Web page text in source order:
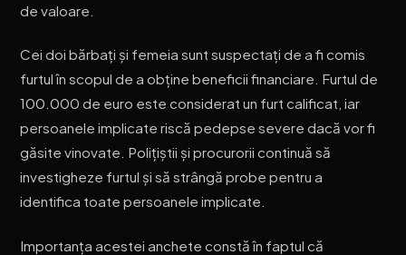
de valoare.
Cei doi bărbați și femeia sunt suspectați de a fi comis
furtul în scopul de a obține beneficii financiare. Furtul de
100.000 de euro este considerat un furt calificat, iar
persoanele implicate riscă pedepse severe dacă vor fi
găsite vinovate. Polițiștii și procurorii continuă să
investigheze furtul și să strângă probe pentru a
identifica toate persoanele implicate.
Importanța acestei anchete constă în faptul că